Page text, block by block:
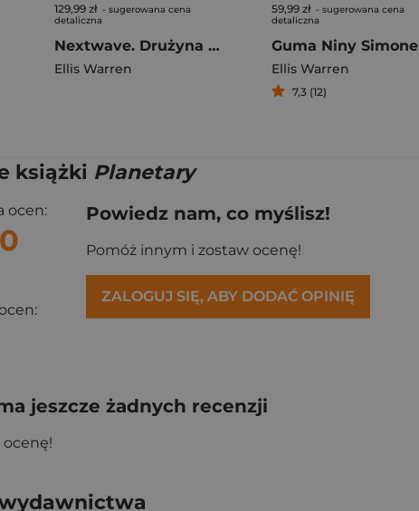
129,99 zł - sugerowana cena
detaliczna
Nextwave. Drużyna HEJT-u. Marvel Classic
Ellis Warren
59,99 zł - sugerowana cena
detaliczna
Guma Niny Simone
Ellis Warren
7,3 (12)
książki Planetary
ocen: Powiedz nam, co myślisz!
Pomóż innym i zostaw ocenę!
ZALOGUJ SIĘ, ABY DODAĆ OPINIĘ
jeszcze żadnych recenzji